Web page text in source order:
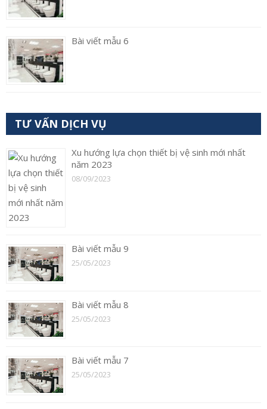
Bài viết mẫu 6
TƯ VẤN DỊCH VỤ
Xu hướng lựa chọn thiết bị vệ sinh mới nhất
năm 2023
08/09/2023
Bài viết mẫu 9
25/05/2023
Bài viết mẫu 8
25/05/2023
Bài viết mẫu 7
25/05/2023